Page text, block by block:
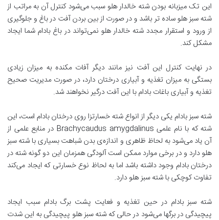
این تک میزبانه بودن شته خالدار هلو سبب می‌شود کنترل آن به مراتب از
شته سبز هلو ساده تر باشد و در صورت از بین بردن آفت در باغ و جلوگیری
از ورود و استقرار مجدد شته خالدار هلو نمی‌تواند در باغ بادام شما ایجاد
مشکل کند.
در نهایت کنترل این آفت نیز مانند دیگر آفات مکنده به میزان زیادی
بستگی به میزان تغذیه و آبیاری درختان دارد، در صورت مدیریت صحیح
تغذیه و آبیاری باغات بادام با این آفت درگیر نخواهند شد.
شته سبز بادام یکی دیگر از انواع شته خسارتزا روی درختان بادام است، این
شته که با نام علمی Brachycaudus amygdalinus در منابع علمی از
آن یاد می‌شود به لحاظ ظاهری و اندازه‌ی بدن شباهت بسیاری با شته سبز
هلو دارد و در برخی موارد ممکن است آلودگی همزمان این دو گونه شته در
درختان بادام وجود داشته باشد اما به لحاظ نوع خسارتی که ایجاد می‌کند
تفاوت کوچکی با شته سبز هلو دارد.
شته سبز بادام در حین تغذیه و فعایت پشت برگ بادام سبب ایجاد
پیچیدگی در برگها می‌شود در حالی که شته سبز هلو پیچیدگی به این شدت